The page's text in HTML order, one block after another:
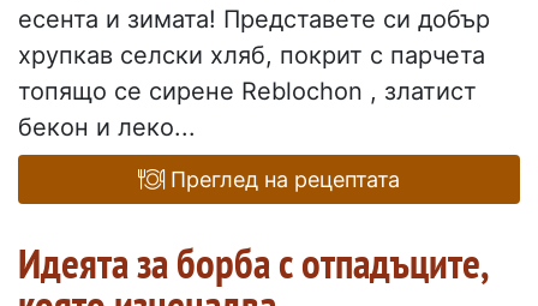
есента и зимата! Представете си добър
хрупкав селски хляб, покрит с парчета
топящо се сирене Reblochon , златист
бекон и леко...
Преглед на рецептата
Идеята за борба с отпадъците,